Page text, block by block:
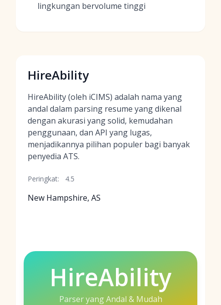
lingkungan bervolume tinggi
HireAbility
HireAbility (oleh iCIMS) adalah nama yang
andal dalam parsing resume yang dikenal
dengan akurasi yang solid, kemudahan
penggunaan, dan API yang lugas,
menjadikannya pilihan populer bagi banyak
penyedia ATS.
Peringkat: 4.5
New Hampshire, AS
HireAbility
Parser yang Andal & Mudah